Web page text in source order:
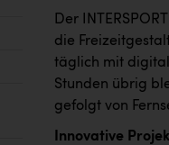
Der
die
täglich mit
Stunden übrig
gefolgt von
Innovative